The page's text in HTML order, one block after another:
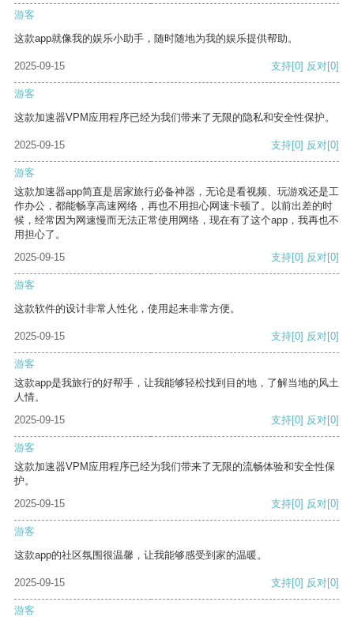
游客
这款app就像我的娱乐小助手，随时随地为我的娱乐提供帮助。
2025-09-15 支持[0] 反对[0]
游客
这款加速器VPM应用程序已经为我们带来了无限的隐私和安全性保护。
2025-09-15 支持[0] 反对[0]
游客
这款加速器app简直是居家旅行必备神器，无论是看视频、玩游戏还是工
作办公，都能畅享高速网络，再也不用担心网速卡顿了。以前出差的时
候，经常因为网速慢而无法正常使用网络，现在有了这个app，我再也不
用担心了。
2025-09-15
支持[0] 反对[0]
游客
这款软件的设计非常人性化，使用起来非常方便。
2025-09-15 支持[0] 反对[0]
游客
这款app是我旅行的好帮手，让我能够轻松找到目的地，了解当地的风土
人情。
2025-09-15
支持[0] 反对[0]
游客
这款加速器VPM应用程序已经为我们带来了无限的流畅体验和安全性保
护。
2025-09-15
支持[0] 反对[0]
游客
这款app的社区氛围很温馨，让我能够感受到家的温暖。
2025-09-15 支持[0] 反对[0]
游客